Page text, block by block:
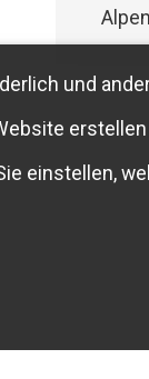
Alpen
und
einstellen,